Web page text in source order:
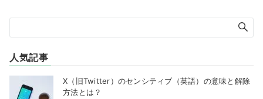
人気記事
X（旧Twitter）のセンシティブ（英語）の意味と解除
方法とは？